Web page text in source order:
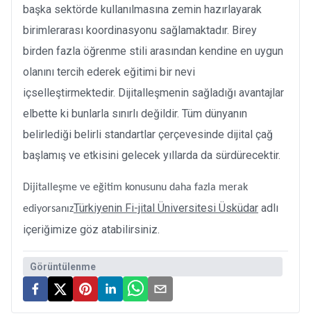
başka sektörde kullanılmasına zemin hazırlayarak
birimlerarası koordinasyonu sağlamaktadır. Birey
birden fazla öğrenme stili arasından kendine en uygun
olanını tercih ederek eğitimi bir nevi
içselleştirmektedir. Dijitalleşmenin sağladığı avantajlar
elbette ki bunlarla sınırlı değildir. Tüm dünyanın
belirlediği belirli standartlar çerçevesinde dijital çağ
başlamış ve etkisini gelecek yıllarda da sürdürecektir.
Dijitalleşme ve eğitim konusunu daha fazla merak
ediyorsanızTürkiyenin Fi-jital Üniversitesi Üsküdar adlı
içeriğimize göz atabilirsiniz.
Görüntülenme